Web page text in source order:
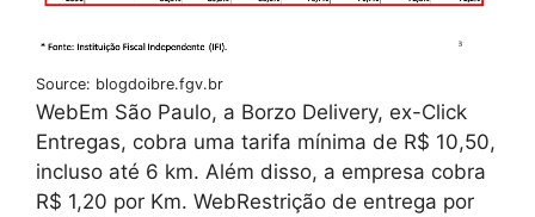
Source: blogdoibre.fgv.br
WebEm São Paulo, a Borzo Delivery, ex-Click
Entregas, cobra uma tarifa mínima de R$ 10,50,
incluso até 6 km. Além disso, a empresa cobra
R$ 1,20 por Km. WebRestrição de entrega por